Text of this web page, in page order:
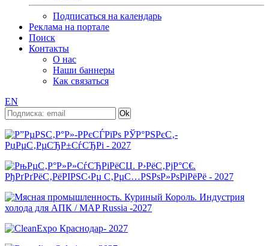
Подписаться на календарь
Реклама на портале
Поиск
Контакты
О нас
Наши баннеры
Как связаться
EN